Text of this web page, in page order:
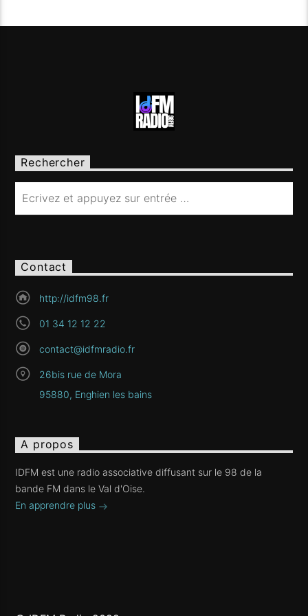
Rechercher
Contact
http://idfm98.fr
01 34 12 12 22
contact@idfmradio.fr
26bis rue de Mora
95880, Enghien les bains
A propos
IDFM est une radio associative diffusant sur le 98 de la
bande FM dans le Val d'Oise.
En apprendre plus